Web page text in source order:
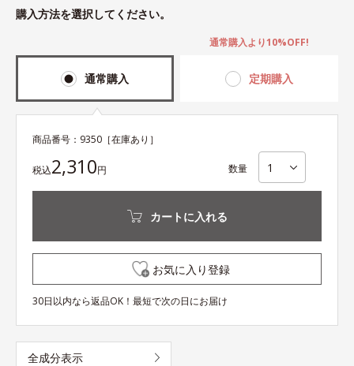
購入方法を選択してください。
通常購入 定期購入
通常購入より10%OFF!
商品番号： 9350 ［在庫あり］
税込2,310円 数量
カートに入れる
お気に入り登録
30日以内なら返品OK！最短で次の日にお届け
全成分表示